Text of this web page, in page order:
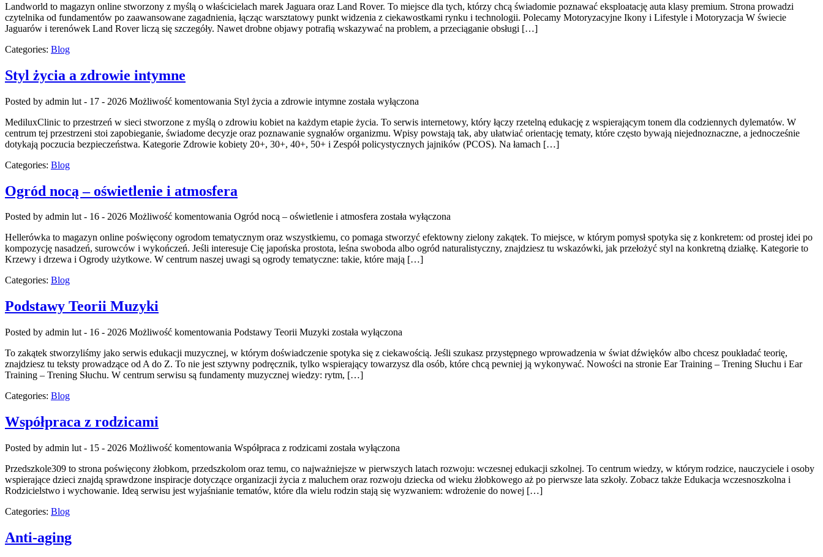
Landworld to magazyn online stworzony z myślą o właścicielach marek Jaguara oraz Land Rover. To miejsce dla tych, którzy chcą świadomie poznawać eksploatację auta klasy premium. Strona prowadzi
czytelnika od fundamentów po zaawansowane zagadnienia, łącząc warsztatowy punkt widzenia z ciekawostkami rynku i technologii. Polecamy Motoryzacyjne Ikony i Lifestyle i Motoryzacja W świecie
Jaguarów i terenówek Land Rover liczą się szczegóły. Nawet drobne objawy potrafią wskazywać na problem, a przeciąganie obsługi […]
Categories: Blog
Styl życia a zdrowie intymne
Posted by admin lut - 17 - 2026 Możliwość komentowania Styl życia a zdrowie intymne została wyłączona
MediluxClinic to przestrzeń w sieci stworzone z myślą o zdrowiu kobiet na każdym etapie życia. To serwis internetowy, który łączy rzetelną edukację z wspierającym tonem dla codziennych dylematów. W
centrum tej przestrzeni stoi zapobieganie, świadome decyzje oraz poznawanie sygnałów organizmu. Wpisy powstają tak, aby ułatwiać orientację tematy, które często bywają niejednoznaczne, a jednocześnie
dotykają poczucia bezpieczeństwa. Kategorie Zdrowie kobiety 20+, 30+, 40+, 50+ i Zespół policystycznych jajników (PCOS). Na łamach […]
Categories: Blog
Ogród nocą – oświetlenie i atmosfera
Posted by admin lut - 16 - 2026 Możliwość komentowania Ogród nocą – oświetlenie i atmosfera została wyłączona
Hellerówka to magazyn online poświęcony ogrodom tematycznym oraz wszystkiemu, co pomaga stworzyć efektowny zielony zakątek. To miejsce, w którym pomysł spotyka się z konkretem: od prostej idei po
kompozycję nasadzeń, surowców i wykończeń. Jeśli interesuje Cię japońska prostota, leśna swoboda albo ogród naturalistyczny, znajdziesz tu wskazówki, jak przełożyć styl na konkretną działkę. Kategorie to
Krzewy i drzewa i Ogrody użytkowe. W centrum naszej uwagi są ogrody tematyczne: takie, które mają […]
Categories: Blog
Podstawy Teorii Muzyki
Posted by admin lut - 16 - 2026 Możliwość komentowania Podstawy Teorii Muzyki została wyłączona
To zakątek stworzyliśmy jako serwis edukacji muzycznej, w którym doświadczenie spotyka się z ciekawością. Jeśli szukasz przystępnego wprowadzenia w świat dźwięków albo chcesz poukładać teorię,
znajdziesz tu teksty prowadzące od A do Z. To nie jest sztywny podręcznik, tylko wspierający towarzysz dla osób, które chcą pewniej ją wykonywać. Nowości na stronie Ear Training – Trening Słuchu i Ear
Training – Trening Słuchu. W centrum serwisu są fundamenty muzycznej wiedzy: rytm, […]
Categories: Blog
Współpraca z rodzicami
Posted by admin lut - 15 - 2026 Możliwość komentowania Współpraca z rodzicami została wyłączona
Przedszkole309 to strona poświęcony żłobkom, przedszkolom oraz temu, co najważniejsze w pierwszych latach rozwoju: wczesnej edukacji szkolnej. To centrum wiedzy, w którym rodzice, nauczyciele i osoby
wspierające dzieci znajdą sprawdzone inspiracje dotyczące organizacji życia z maluchem oraz rozwoju dziecka od wieku żłobkowego aż po pierwsze lata szkoły. Zobacz także Edukacja wczesnoszkolna i
Rodzicielstwo i wychowanie. Ideą serwisu jest wyjaśnianie tematów, które dla wielu rodzin stają się wyzwaniem: wdrożenie do nowej […]
Categories: Blog
Anti-aging